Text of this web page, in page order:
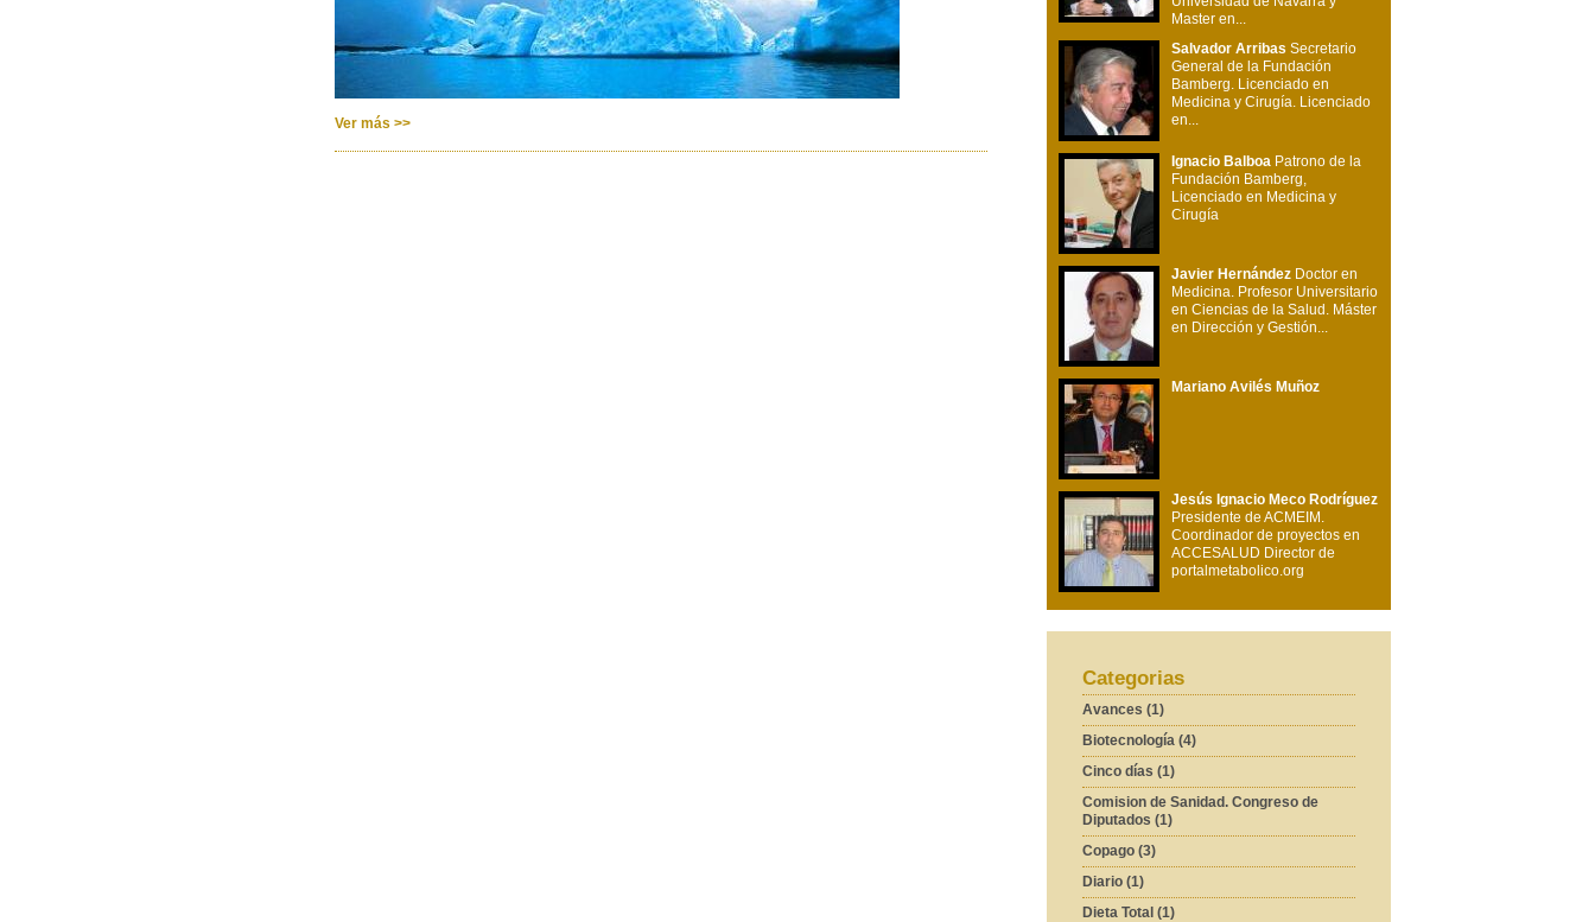
Master en...
Salvador Arribas Secretario
General de la Fundación
Bamberg. Licenciado en
Medicina y Cirugía. Licenciado
en...
Ignacio Balboa Patrono de la
Fundación Bamberg,
Licenciado en Medicina y
Cirugía
Javier Hernández Doctor en
Medicina. Profesor Universitario
en Ciencias de la Salud. Máster
en Dirección y Gestión...
Mariano Avilés Muñoz
Jesús Ignacio Meco Rodríguez
Presidente de ACMEIM.
Coordinador de proyectos en
ACCESALUD Director de
portalmetabolico.org
Categorias
Avances (1)
Biotecnología (4)
Cinco días (1)
Comision de Sanidad. Congreso de
Diputados (1)
Copago (3)
Diario (1)
Dieta Total (1)
Ver más >>